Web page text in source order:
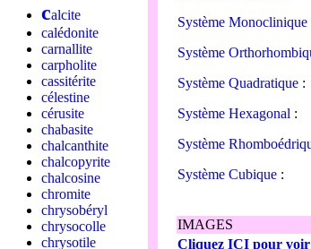
calcite
calédonite
carnallite
carpholite
cassitérite
célestine
cérusite
chabasite
chalcanthite
chalcopyrite
chalcosine
chromite
chrysobéryl
chrysocolle
chrysotile
Système Monoclinique
Système
Système Quadratique :
Système Hexagonal :
Système
Système Cubique :
IMAGES
Cliquez ICI pour voir